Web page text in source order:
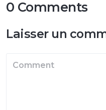
0 Comments
Laisser un